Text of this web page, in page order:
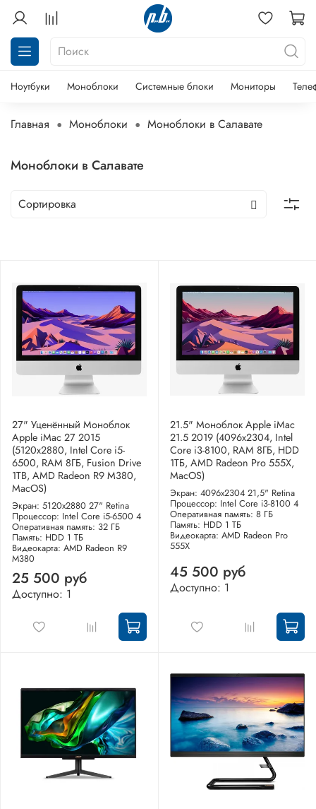
Ноутбуки Моноблоки Системные блоки Мониторы
Главная Моноблоки Моноблоки в Салавате
Моноблоки в Салавате
27" Уценённый Моноблок
Apple iMac 27 2015
(5120x2880, Intel Core i5-
6500, RAM 8ГБ, Fusion Drive
1TB, AMD Radeon R9 M380,
MacOS)
Экран: 5120x2880 27" Retina
Процессор: Intel Core i5-6500 4
Оперативная память: 32 ГБ
Память: HDD 1 ТБ
Видеокарта: AMD Radeon R9
M380
25 500 руб
Доступно: 1
21.5" Моноблок Apple iMac
21.5 2019 (4096x2304, Intel
Core i3-8100, RAM 8ГБ, HDD
1ТБ, AMD Radeon Pro 555X,
MacOS)
Экран: 4096x2304 21,5" Retina
Процессор: Intel Core i3-8100 4
Оперативная память: 8 ГБ
Память: HDD 1 ТБ
Видеокарта: AMD Radeon Pro
555X
45 500 руб
Доступно: 1